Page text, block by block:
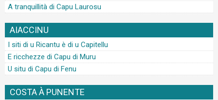
A tranquillità di Capu Laurosu
AIACCINU
I siti di u Ricantu è di u Capitellu
E ricchezze di Capu di Muru
U situ di Capu di Fenu
COSTA À PUNENTE